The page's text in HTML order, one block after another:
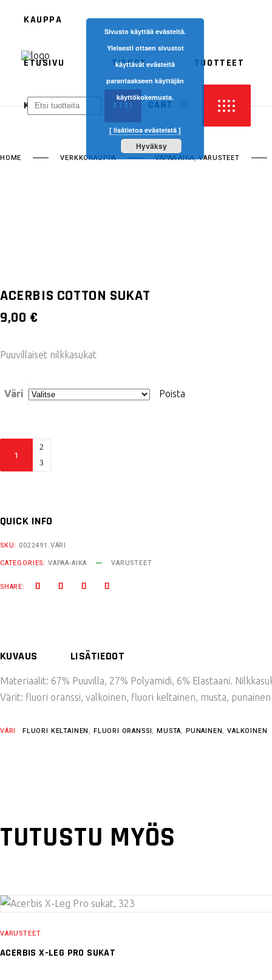
ETUSIVU TIEDOT TUOTTEET
KAUPPA CART 0
ETHEN
KAUPPA
HOME VERKKOKAUPPA VAPAA-AIKA,VARUSTEET
ACERBIS COTTON SUKAT
9,00 €
Puuvillaiset nilkkasukat
Väri Poista
QUICK INFO
SKU: 0022491.VÄRI
CATEGORIES: VAPAA-AIKA VARUSTEET
SHARE:
KUVAUS LISÄTIEDOT
Materiaalit: 67% Puuvilla, 27% Polyamidi, 6% Elastaani.
Värit: fluori oranssi, valkoinen, fluori keltainen, musta, punainen
VÄRI FLUORI KELTAINEN, FLUORI ORANSSI,MUSTA, PUNAINEN,VALKOINEN
TUTUSTU MYÖS
VARUSTEET
ACERBIS X-LEG PRO SUKAT
Sivusto käyttää evästeitä.
Yleisesti ottaen sivustot
käyttävät evästeitä
parantaakseen käyttäjän
käyttökokemusta.
[ lisätietoa evästeistä ]
Hyväksy